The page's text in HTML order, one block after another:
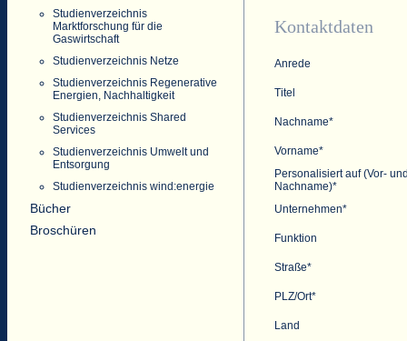
Studienverzeichnis
Marktforschung für die
Gaswirtschaft
Studienverzeichnis Netze
Studienverzeichnis Regenerative
Energien, Nachhaltigkeit
Studienverzeichnis Shared
Services
Studienverzeichnis Umwelt und
Entsorgung
Studienverzeichnis wind:energie
Bücher
Broschüren
Kontaktdaten
Anrede
Titel
Nachname*
Vorname*
Personalisiert auf (Vor-
Nachname)*
Unternehmen*
Funktion
Straße*
PLZ/Ort*
Land